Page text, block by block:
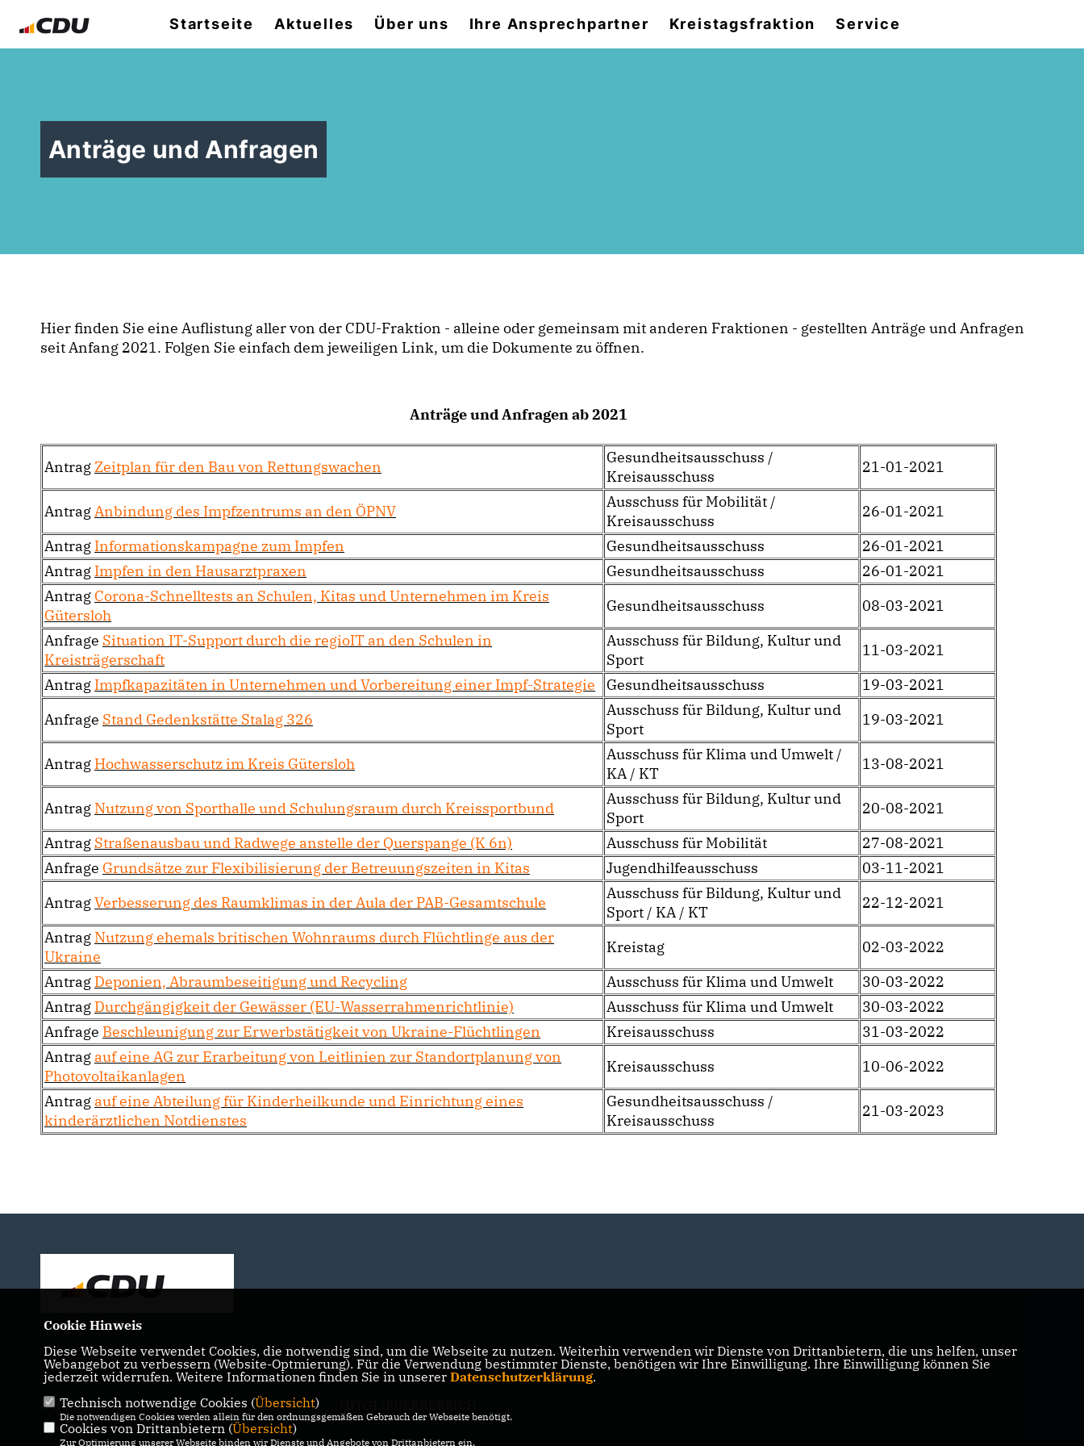
Startseite Aktuelles Über uns Ihre Ansprechpartner Kreistagsfraktion Service
Anträge und Anfragen
Hier finden Sie eine Auflistung aller von der CDU-Fraktion - alleine oder gemeinsam mit anderen Fraktionen - gestellten Anträge und Anfragen
seit Anfang 2021. Folgen Sie einfach dem jeweiligen Link, um die Dokumente zu öffnen.
Anträge und Anfragen ab 2021
Antrag Zeitplan für den Bau von Rettungswachen
Gesundheitsausschuss /
Kreisausschuss
21-01-2021
AntragAnbindung des Impfzentrums an den ÖPNV
Ausschuss für Mobilität /
Kreisausschuss
26-01-2021
Antrag Informationskampagne zum Impfen Gesundheitsausschuss
26-01-2021
Antrag Impfen in den Hausarztpraxen Gesundheitsausschuss
26-01-2021
Antrag Corona-Schnelltests an Schulen, Kitas und Unternehmen im Kreis
Gütersloh
Gesundheitsausschuss
08-03-2021
Anfrage Situation IT-Support durch die regioIT an den Schulen in
Kreisträgerschaft
Ausschuss für Bildung, Kultur und
Sport
11-03-2021
Antrag Impfkapazitäten in Unternehmen und Vorbereitung einer Impf-Strategie Gesundheitsausschuss
19-03-2021
Anfrage Stand Gedenkstätte Stalag 326
Ausschuss für Bildung, Kultur und
Sport
19-03-2021
Antrag Hochwasserschutz im Kreis Gütersloh
Ausschuss für Klima und Umwelt /
KA / KT
13-08-2021
Antrag Nutzung von Sporthalle und Schulungsraum durch Kreissportbund
Ausschuss für Bildung, Kultur und
Sport
20-08-2021
Antrag Straßenausbau und Radwege anstelle der Querspange (K 6n) Ausschuss für Mobilität
27-08-2021
Anfrage Grundsätze zur Flexibilisierung der Betreuungszeiten in Kitas Jugendhilfeausschuss
03-11-2021
AntragVerbesserung des Raumklimas in der Aula der PAB-Gesamtschule
Ausschuss für Bildung, Kultur und
Sport / KA / KT
22-12-2021
Antrag Nutzung ehemals britischen Wohnraums durch Flüchtlinge aus der
Ukraine
Kreistag
02-03-2022
Antrag Deponien, Abraumbeseitigung und Recycling Ausschuss für Klima und Umwelt
30-03-2022
Antrag Durchgängigkeit der Gewässer (EU-Wasserrahmenrichtlinie) Ausschuss für Klima und Umwelt
30-03-2022
Anfrage Beschleunigung zur Erwerbstätigkeit von Ukraine-Flüchtlingen Kreisausschuss
31-03-2022
Antrag auf eine AG zur Erarbeitung von Leitlinien zur Standortplanung von
Photovoltaikanlagen
Kreisausschuss
10-06-2022
Antrag auf eine Abteilung für Kinderheilkunde und Einrichtung eines
kinderärztlichen Notdienstes
Gesundheitsausschuss /
Kreisausschuss
21-03-2023
IMPRESSUM DATENSCHUTZ KONTAKT
Cookie Hinweis
Diese Webseite verwendet Cookies, die notwendig sind, um die Webseite zu nutzen. Weiterhin verwenden wir Dienste von Drittanbietern, die uns helfen, unser
Webangebot zu verbessern (Website-Optmierung). Für die Verwendung bestimmter Dienste, benötigen wir Ihre Einwilligung. Ihre Einwilligung können Sie
jederzeit widerrufen. Weitere Informationen finden Sie in unserer Datenschutzerklärung.
Technisch notwendige Cookies (Übersicht)
Die notwendigen Cookies werden allein für den ordnungsgemäßen Gebrauch der Webseite benötigt.
Cookies von Drittanbietern (Übersicht)
Zur Optimierung unserer Webseite binden wir Dienste und Angebote von Drittanbietern ein.